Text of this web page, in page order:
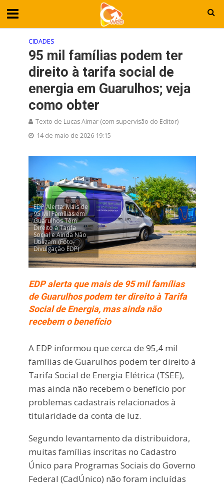
CIDADES
95 mil famílias podem ter
direito à tarifa social de
energia em Guarulhos; veja
como obter
Texto de Lucas Aimar (com supervisão do Editor)
14 de maio de 2026 19:15
EDP Alerta: Mais de
95 Mil Famílias em
Guarulhos Têm
Direito à Tarifa
Social e Ainda Não
Utilizam (Foto-
Divulgação EDP)
EDP alerta que mais de 95 mil famílias
de Guarulhos podem ter direito à Tarifa
Social de Energia, mas ainda não
recebem o benefício
A EDP informou que cerca de 95,4 mil
famílias de Guarulhos podem ter direito à
Tarifa Social de Energia Elétrica (TSEE),
mas ainda não recebem o benefício por
problemas cadastrais relacionados à
titularidade da conta de luz.
Segundo levantamento da distribuidora,
muitas famílias inscritas no Cadastro
Único para Programas Sociais do Governo
Federal (CadÚnico) não foram incluídas